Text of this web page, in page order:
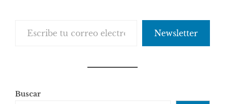
Newsletter
Buscar